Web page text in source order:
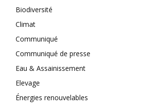
Biodiversité
Climat
Communiqué
Communiqué de presse
Eau & Assainissement
Elevage
Énergies renouvelables